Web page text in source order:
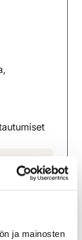
ja mainosten